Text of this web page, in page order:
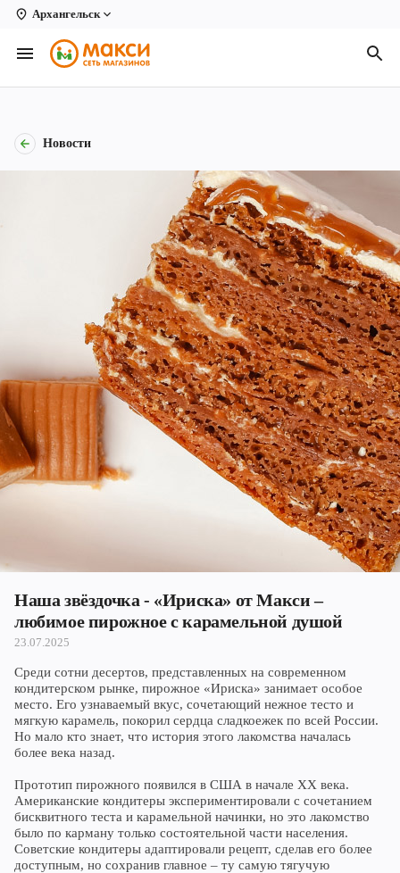
Архангельск
Вологда
Архангельск
Киров
Северодвинск
Череповец
Ярославль
Новости
Наша звёздочка - «Ириска» от Макси –
любимое пирожное с карамельной душой
23.07.2025
Среди сотни десертов, представленных на современном
кондитерском рынке, пирожное «Ириска» занимает особое
место. Его узнаваемый вкус, сочетающий нежное тесто и
мягкую карамель, покорил сердца сладкоежек по всей России.
Но мало кто знает, что история этого лакомства началась
более века назад.
Прототип пирожного появился в США в начале XX века.
Американские кондитеры экспериментировали с сочетанием
бисквитного теста и карамельной начинки, но это лакомство
было по карману только состоятельной части населения.
Советские кондитеры адаптировали рецепт, сделав его более
доступным, но сохранив главное – ту самую тягучую